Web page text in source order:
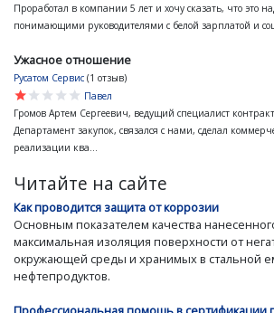
Проработал в компании 5 лет и хочу сказать, что это
понимающими руководителями с белой зарплатой и
Ужасное отношение
Русатом Сервис (1 отзыв)
star
star
star
star
star
Павел
Громов Артем Сергеевич, ведущий специалист
Департамент закупок, связался с нами, сделал
реализации ква...
Читайте на сайте
Как проводится защита от коррозии
Основным показателем качества
максимальная изоляция поверхности от
окружающей среды и хранимых в стальной
нефтепродуктов.